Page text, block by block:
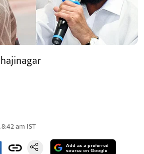
am IST
Add as a preferred
source on Google